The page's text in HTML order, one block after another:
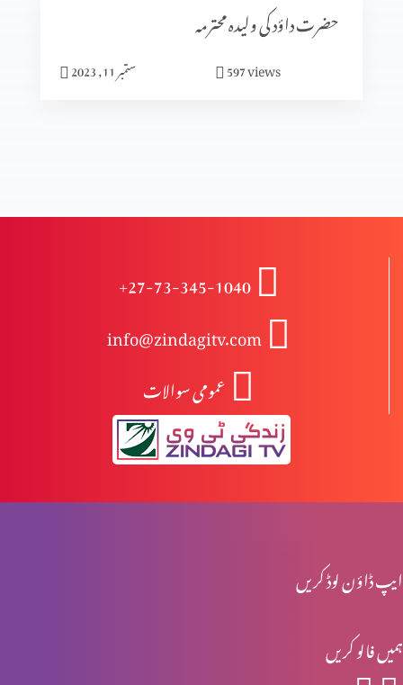
شادی کا الٰہی منصوبہ (حصہ2)
خواتین کی خدمت
صبا کی ملکہ کا شاہی دورہ
محبت کی 5 زبانیں
مقدسہ مریم
حضرت داؤد کی ولیدہ محترمہ
ستمبر 11, 2023 597views
+27-73-345-1040
info@zindagitv.com
عمومی سوالات
ایپ ڈاؤن لوڈ کریں
ہمیں فالو کریں